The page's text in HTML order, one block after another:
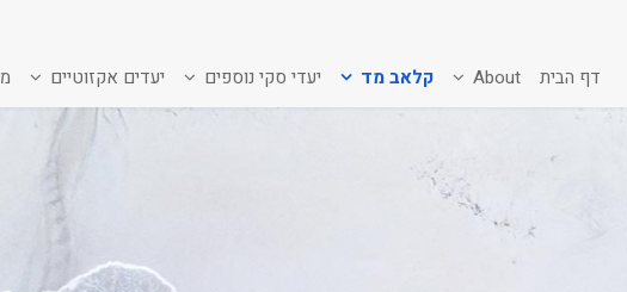
דף הבית About קלאב מד יעדי סקי נוספים יעדים אקזוטיים